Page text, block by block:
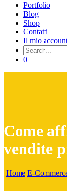
Portfolio
Blog
Shop
Contatti
Il mio account
0
Come
vendite
Home E-